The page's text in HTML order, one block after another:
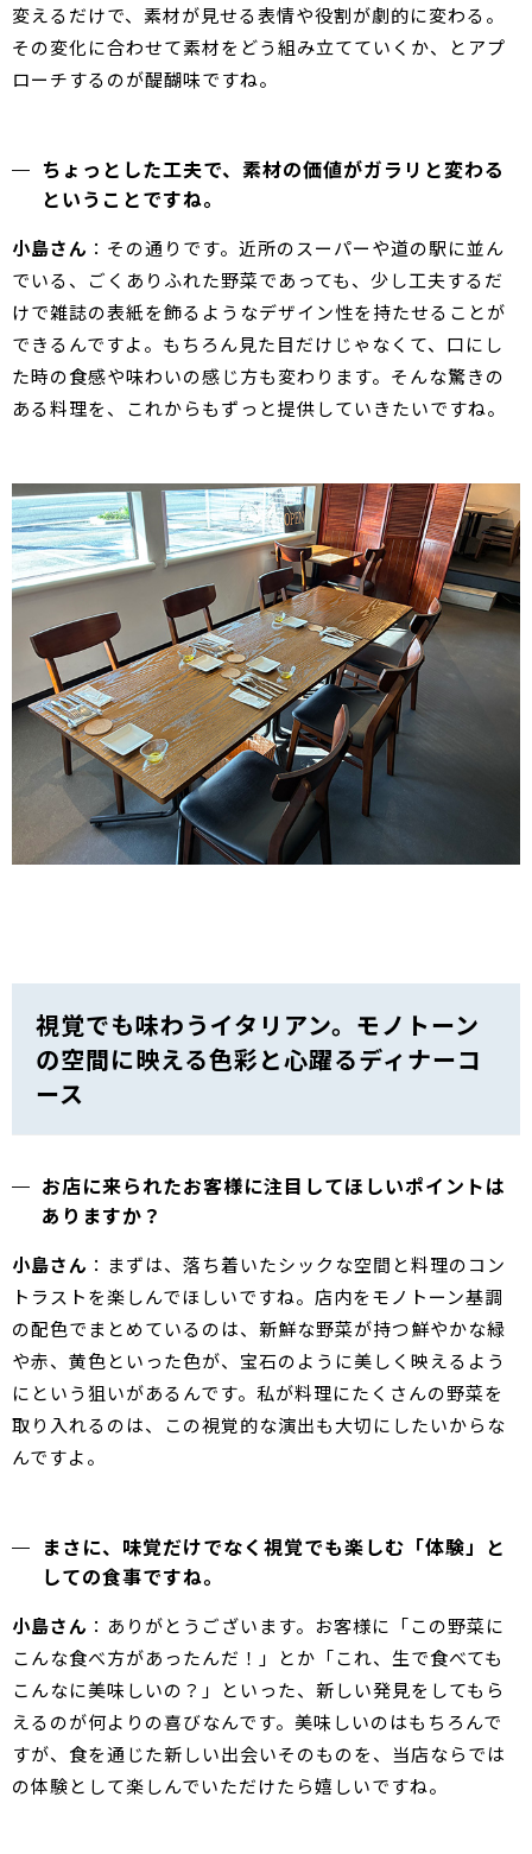
変えるだけで、素材が見せる表情や役割が劇的に変わる。
その変化に合わせて素材をどう組み立てていくか、とアプ
ローチするのが醍醐味ですね。
ちょっとした工夫で、素材の価値がガラリと変わる
ということですね。
小島さん ：その通りです。近所のスーパーや道の駅に並ん
でいる、ごくありふれた野菜であっても、少し工夫するだ
けで雑誌の表紙を飾るようなデザイン性を持たせることが
できるんですよ。もちろん見た目だけじゃなくて、口にし
た時の食感や味わいの感じ方も変わります。そんな驚きの
ある料理を、これからもずっと提供していきたいですね。
視覚でも味わうイタリアン。モノトーン
の空間に映える色彩と心躍るディナーコ
ース
お店に来られたお客様に注目してほしいポイントは
ありますか？
小島さん ：まずは、落ち着いたシックな空間と料理のコン
トラストを楽しんでほしいですね。店内をモノトーン基調
の配色でまとめているのは、新鮮な野菜が持つ鮮やかな緑
や赤、黄色といった色が、宝石のように美しく映えるよう
にという狙いがあるんです。私が料理にたくさんの野菜を
取り入れるのは、この視覚的な演出も大切にしたいからな
んですよ。
まさに、味覚だけでなく視覚でも楽しむ「体験」と
しての食事ですね。
小島さん ：ありがとうございます。お客様に「この野菜に
こんな食べ方があったんだ！」とか「これ、生で食べても
こんなに美味しいの？」といった、新しい発見をしてもら
えるのが何よりの喜びなんです。美味しいのはもちろんで
すが、食を通じた新しい出会いそのものを、当店ならでは
の体験として楽しんでいただけたら嬉しいですね。